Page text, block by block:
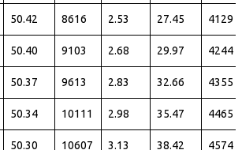
50.42 8616 2.53 27.45 4129
50.40 9103 2.68 29.97 4244
50.37 9613 2.83 32.66 4355
50.34 10111 2.98 35.47 4465
50.30 10607 3.13 38.42 4574